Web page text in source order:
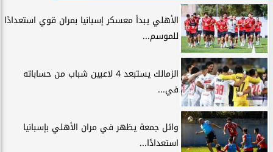
الأهلي يبدأ معسكر إسبانيا بمران قوي استعدادًا
للموسم...
الزمالك يستبعد 4 لاعبين شباب من حساباته
في...
وائل جمعة يظهر في مران الأهلي بإسبانيا
استعدادًا...